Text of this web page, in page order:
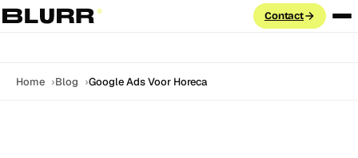
Diensten
Contact
Home Blog Google Ads Voor Horeca